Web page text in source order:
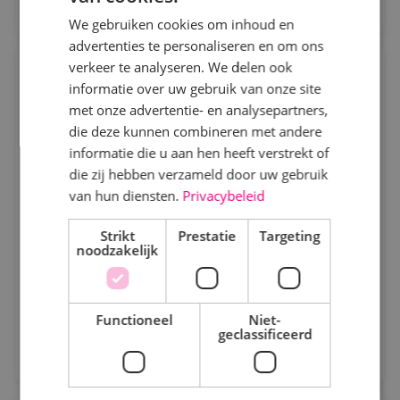
Specialisme
Beveiligingstechniek
Elektrotechniek
Energietechniek
Staf
Uren
Fulltime
Parttime
Projectcoördinator
werktuigbouwkunde
Werktuigbouwkunde Fulltime HBO
Kaatsheuvel
opdrachtgever. Daarnaast ondersteun je collega’s
bij het uitwerken van een technisch bestek, het
technische ontwerp en de werkvoorbereiding voor
de uitvoering.
Bekijk vacature
Direct solliciteren
We gebruiken cookies om inhoud en
advertenties te personaliseren en om ons
verkeer te analyseren. We delen ook
informatie over uw gebruik van onze site
met onze advertentie- en analysepartners,
die deze kunnen combineren met andere
informatie die u aan hen heeft verstrekt of
die zij hebben verzameld door uw gebruik
van hun diensten. Privacybeleid
Strikt
noodzakelijk
Prestatie Targeting
Functioneel
Niet-
geclassificeerd